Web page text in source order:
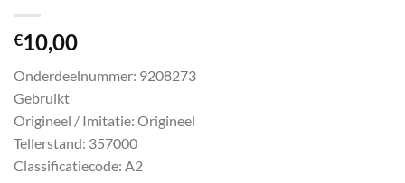
€10,00
Onderdeelnummer: 9208273
Gebruikt
Origineel / Imitatie: Origineel
Tellerstand: 357000
Classificatiecode: A2